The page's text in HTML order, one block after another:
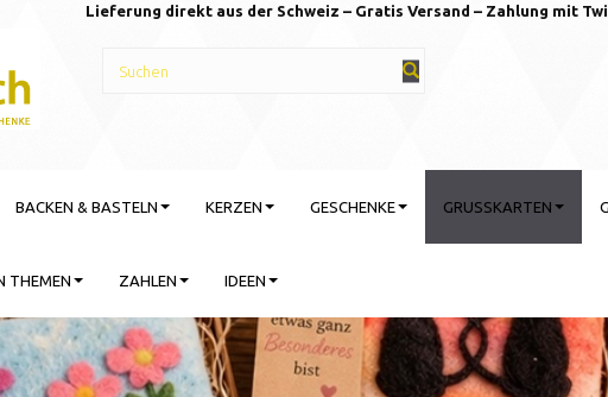
Lieferung direkt aus der Schweiz – Gratis Versand – Zahlung mit
BACKEN & BASTELN KERZEN GESCHENKE GRUSSKARTEN
THEMEN ZAHLEN IDEEN